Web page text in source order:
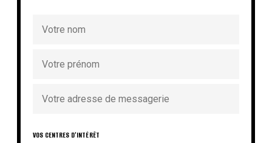
VOS CENTRES D'INTÉRÊT